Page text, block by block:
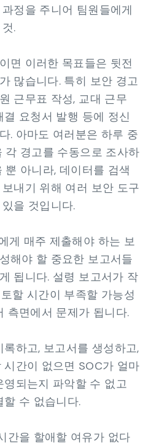
정을 주니어 팀원들에게
.
면 이러한 목표들은 뒷전
많습니다. 특히 보안 경고
근무표 작성, 교대 근무
요청서 발행 등에 정신
. 아마도 여러분은 하루 중
각 경고를 수동으로 조사하
아니라, 데이터를 검색
내기 위해 여러 보안 도구
을 것입니다.
게 매주 제출해야 하는 보
해야 할 중요한 보고서들
됩니다. 설령 보고서가 작
할 시간이 부족할 가능성
측면에서 문제가 됩니다.
하고, 보고서를 생성하고,
시간이 없으면 SOC가 얼마
영되는지 파악할 수 없고
수 없습니다.
간을 할애할 여유가 없다